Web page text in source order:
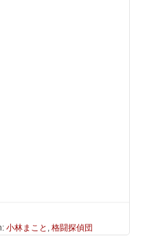
小林まこと ,格闘探偵団